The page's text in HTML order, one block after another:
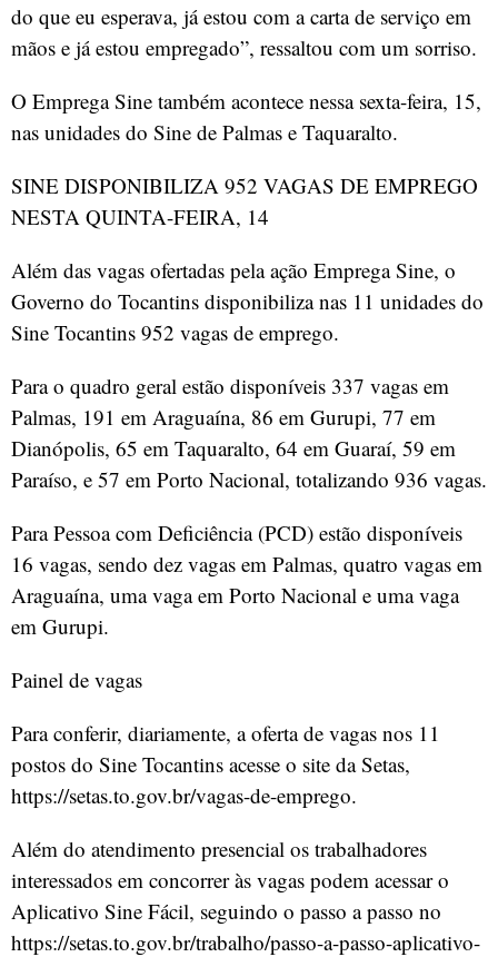
do que eu esperava, já estou com a carta de serviço em
mãos e já estou empregado”, ressaltou com um sorriso.
O Emprega Sine também acontece nessa sexta-feira, 15,
nas unidades do Sine de Palmas e Taquaralto.
SINE DISPONIBILIZA 952 VAGAS DE EMPREGO
NESTA QUINTA-FEIRA, 14
Além das vagas ofertadas pela ação Emprega Sine, o
Governo do Tocantins disponibiliza nas 11 unidades do
Sine Tocantins 952 vagas de emprego.
Para o quadro geral estão disponíveis 337 vagas em
Palmas, 191 em Araguaína, 86 em Gurupi, 77 em
Dianópolis, 65 em Taquaralto, 64 em Guaraí, 59 em
Paraíso, e 57 em Porto Nacional, totalizando 936 vagas.
Para Pessoa com Deficiência (PCD) estão disponíveis
16 vagas, sendo dez vagas em Palmas, quatro vagas em
Araguaína, uma vaga em Porto Nacional e uma vaga
em Gurupi.
Painel de vagas
Para conferir, diariamente, a oferta de vagas nos 11
postos do Sine Tocantins acesse o site da Setas,
https://setas.to.gov.br/vagas-de-emprego.
Além do atendimento presencial os trabalhadores
interessados em concorrer às vagas podem acessar o
Aplicativo Sine Fácil, seguindo o passo a passo no
https://setas.to.gov.br/trabalho/passo-a-passo-aplicativo-